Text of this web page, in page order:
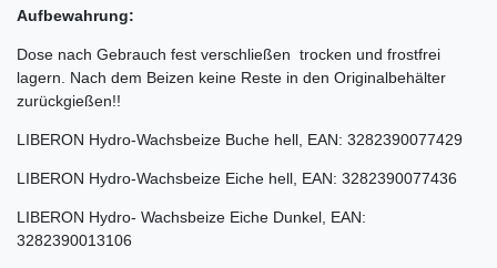
Aufbewahrung:
Dose nach Gebrauch fest verschließen  trocken und frostfrei
lagern. Nach dem Beizen keine Reste in den Originalbehälter
zurückgießen!!
LIBERON Hydro-Wachsbeize Buche hell, EAN: 3282390077429
LIBERON Hydro-Wachsbeize Eiche hell, EAN: 3282390077436
LIBERON Hydro- Wachsbeize Eiche Dunkel, EAN:
3282390013106